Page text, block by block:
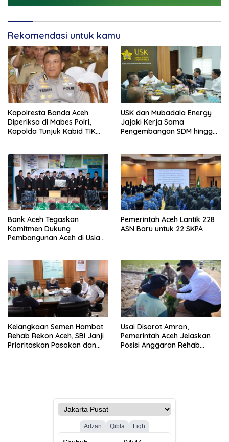
Rekomendasi untuk kamu
Kapolresta Banda Aceh
Diperiksa di Mabes Polri,
Kapolda Tunjuk Kabid TIK
USK dan Mubadala Energy
Jajaki Kerja Sama
Pengembangan SDM hingga
Bank Aceh Tegaskan
Komitmen Dukung
Pembangunan Aceh di Usia
Pemerintah Aceh Lantik 228
ASN Baru untuk 22 SKPA
Kelangkaan Semen Hambat
Rehab Rekon Aceh, SBI Janji
Prioritaskan Pasokan dan
Usai Disorot Amran,
Pemerintah Aceh Jelaskan
Posisi Anggaran Rehab